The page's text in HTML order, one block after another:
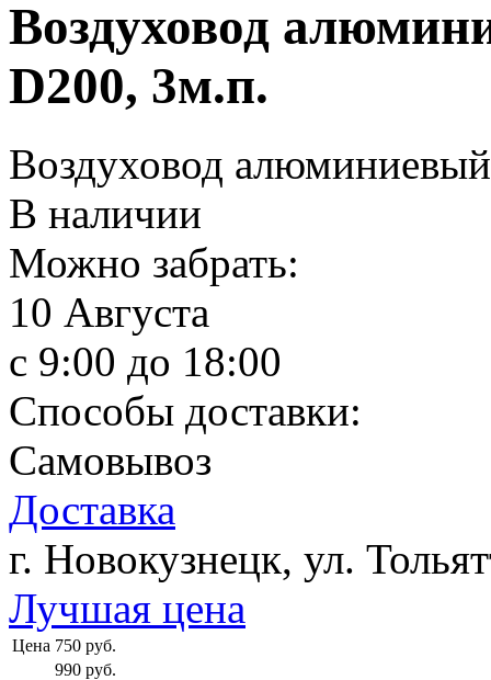
Воздуховод
D200, 3м.п.
Воздуховод
В наличии
Можно забрать:
10 Августа
c 9:00 до 18:00
Способы доставки:
Самовывоз
Доставка
г. Новокузнецк, ул.
Лучшая цена
Цена 750 руб.
990 руб.